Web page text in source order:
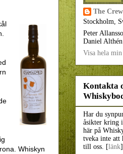
Whiskyn
The
Stockholm,
Peter
Daniel Althén
Visa hela
Kontakta
Har du
åsikter kring
här på
tveka inte att
till oss. [länk]